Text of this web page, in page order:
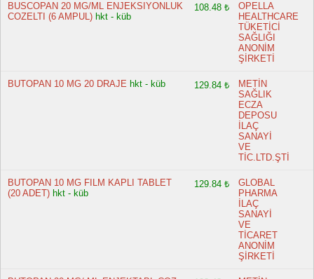
BUSCOPAN 20 MG/ML ENJEKSIYONLUK
COZELTI (6 AMPUL) hkt - küb
108.48 ₺
OPELLA
HEALTHCARE
TÜKETİCİ
SAĞLIĞI
ANONİM
ŞİRKETİ
BUTOPAN 10 MG 20 DRAJE hkt - küb 129.84 ₺
METİN
SAĞLIK
ECZA
DEPOSU
İLAÇ
SANAYİ
VE
TİC.LTD.ŞTİ
BUTOPAN 10 MG FILM KAPLI TABLET
(20 ADET) hkt - küb
129.84 ₺
GLOBAL
PHARMA
İLAÇ
SANAYİ
VE
TİCARET
ANONİM
ŞİRKETİ